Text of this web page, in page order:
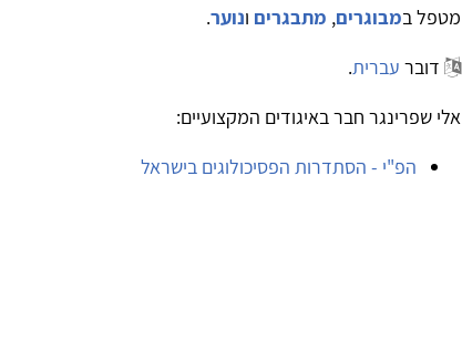
מטפל במבוגרים, מתבגרים ונוער.
דובר עברית.
אלי שפרינגר חבר באיגודים המקצועיים:
הפ"י - הסתדרות הפסיכולוגים בישראל